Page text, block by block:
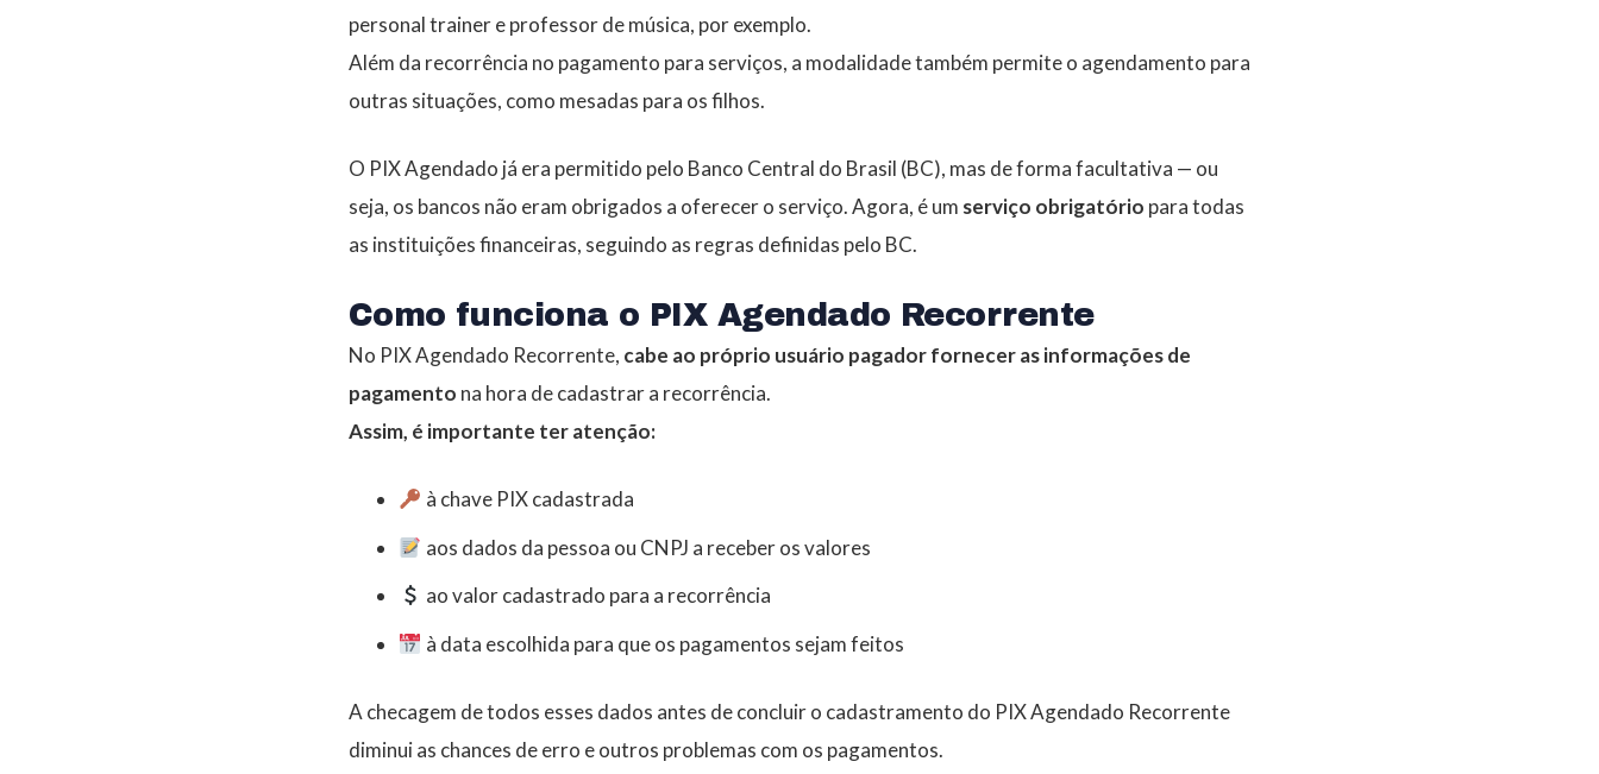
personal trainer e professor de música, por exemplo.
Além da recorrência no pagamento para serviços, a modalidade também permite o agendamento para
outras situações, como mesadas para os filhos.
O PIX Agendado já era permitido pelo Banco Central do Brasil (BC), mas de forma facultativa — ou
seja, os bancos não eram obrigados a oferecer o serviço. Agora, éum serviço obrigatório para todas
as instituições financeiras, seguindo as regras definidas pelo BC.
Como funciona o PIX Agendado Recorrente
No PIX Agendado Recorrente, cabe ao próprio usuário pagador fornecer as informações de
pagamento na hora de cadastrar a recorrência.
Assim, é importante ter atenção:
à chave PIX cadastrada
aos dados da pessoa ou CNPJ a receber os valores
ao valor cadastrado para a recorrência
à data escolhida para que os pagamentos sejam feitos
A checagem de todos esses dados antes de concluir o cadastramento do PIX Agendado Recorrente
diminui as chances de erro e outros problemas com os pagamentos.